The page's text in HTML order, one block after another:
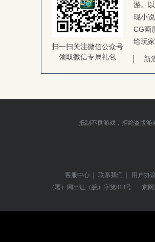
扫一扫关注微信公众号
领取微信专属礼包
游。
现小
CG画
给玩
新
抵制不良游戏，拒绝盗版
客服中心 联系我们 用户协议
（署）网出证（皖）字第013号
京网